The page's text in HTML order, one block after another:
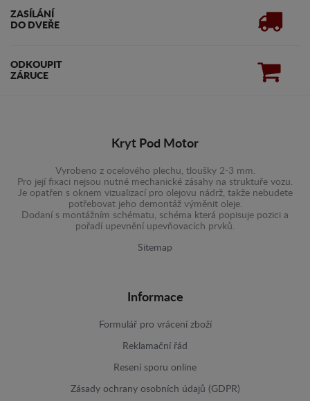
ZASÍLÁNÍ
DO DVEŘE
ODKOUPIT
ZÁRUCE
Kryt Pod Motor
Vyrobeno z ocelového plechu, tloušky 2-3 mm.
Pro její fixaci nejsou nutné mechanické zásahy na struktuře vozu.
Je opatřen s oknem vizualizací pro olejovu nádrž, takže nebudete
potřebovat jeho demontáž výměnit oleje.
Dodaní s montážním schématu, schéma která popisuje pozici a
pořadí upevnění upevňovacích prvků.
Sitemap
Informace
Formulář pro vrácení zboží
Reklamační řád
Resení sporu online
Zásady ochrany osobních údajů (GDPR)